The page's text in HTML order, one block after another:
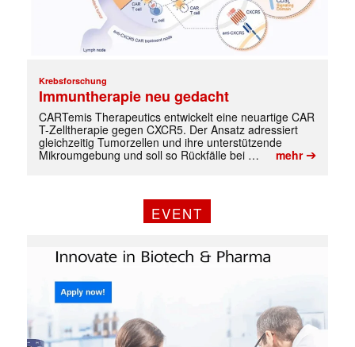
✕
Krebsforschung
Immuntherapie neu gedacht
CARTemis Therapeutics entwickelt eine neuartige CAR
T-Zelltherapie gegen CXCR5. Der Ansatz adressiert
gleichzeitig Tumorzellen und ihre unterstützende
Mikroumgebung und soll so Rückfälle bei …
mehr➔
EVENT